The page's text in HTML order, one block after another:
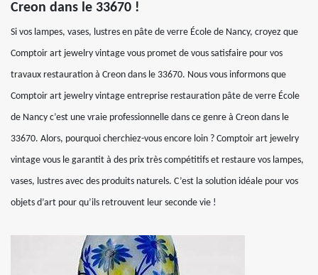
Creon dans le 33670 !
Si vos lampes, vases, lustres en pâte de verre École de Nancy, croyez que
Comptoir art jewelry vintage vous promet de vous satisfaire pour vos
travaux restauration à Creon dans le 33670. Nous vous informons que
Comptoir art jewelry vintage entreprise restauration pâte de verre École
de Nancy c’est une vraie professionnelle dans ce genre à Creon dans le
33670. Alors, pourquoi cherchiez-vous encore loin ? Comptoir art jewelry
vintage vous le garantit à des prix très compétitifs et restaure vos lampes,
vases, lustres avec des produits naturels. C’est la solution idéale pour vos
objets d’art pour qu’ils retrouvent leur seconde vie !